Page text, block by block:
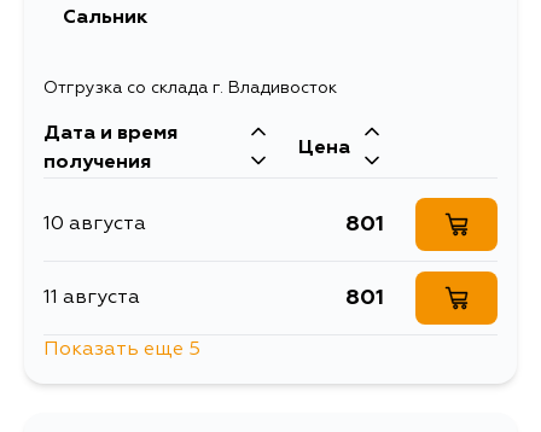
Сальник
Отгрузка со склада г. Владивосток
Дата и время
получения
Цена
10 августа 801
11 августа 801
Показать еще 5